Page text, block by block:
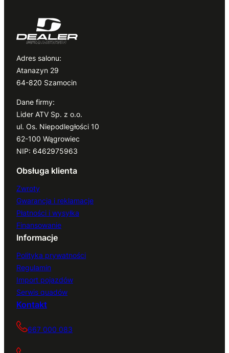
Adres salonu:
Atanazyn 29
64-820 Szamocin
Dane firmy:
Lider ATV Sp. z o.o.
ul. Os. Niepodległości 10
62-100 Wągrowiec
NIP: 6462975963
Obsługa klienta
Zwroty
Gwarancja i reklamacje
Płatności i wysyłka
Finansowanie
Informacje
Polityka prywatności
Regulamin
Import pojazdów
Serwis quadów
Kontakt
667 000 083